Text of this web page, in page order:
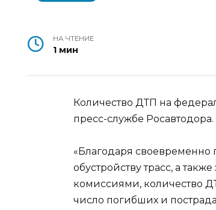
НА ЧТЕНИЕ
1 мин
Количество ДТП на
пресс-службе Росавтодора.
«Благодаря
обустройству трасс, а
комиссиями, количество
число погибших и